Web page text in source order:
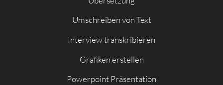
Umschreiben von Text
Interview transkribieren
Grafiken erstellen
Powerpoint Präsentation